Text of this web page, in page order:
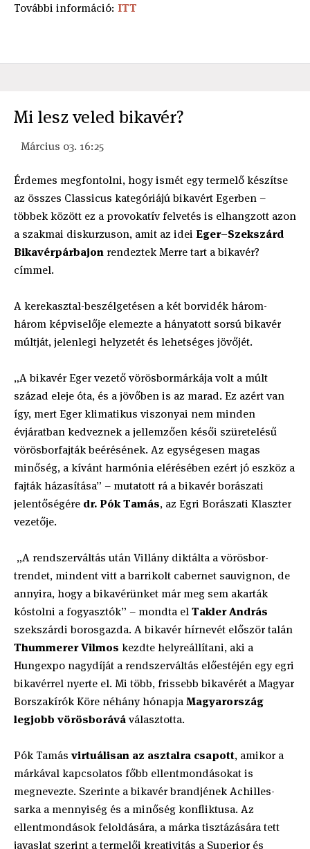
További információ: ITT
Mi lesz veled bikavér?
Március 03. 16:25
Érdemes megfontolni, hogy ismét egy termelő készítse
az összes Classicus kategóriájú bikavért Egerben –
többek között ez a provokatív felvetés is elhangzott azon
a szakmai diskurzuson, amit az idei Eger–Szekszárd
Bikavérpárbajon rendeztek Merre tart a bikavér?
címmel.
A kerekasztal-beszélgetésen a két borvidék három-
három képviselője elemezte a hányatott sorsú bikavér
múltját, jelenlegi helyzetét és lehetséges jövőjét.
„A bikavér Eger vezető vörösbormárkája volt a múlt
század eleje óta, és a jövőben is az marad. Ez azért van
így, mert Eger klimatikus viszonyai nem minden
évjáratban kedveznek a jellemzően késői szüretelésű
vörösborfajták beérésének. Az egységesen magas
minőség, a kívánt harmónia elérésében ezért jó eszköz a
fajták házasítása” – mutatott rá a bikavér borászati
jelentőségére dr. Pók Tamás, az Egri Borászati Klaszter
vezetője.
„A rendszerváltás után Villány diktálta a vörösbor-
trendet, mindent vitt a barrikolt cabernet sauvignon, de
annyira, hogy a bikavérünket már meg sem akarták
kóstolni a fogyasztók” – mondta elTakler András
szekszárdi borosgazda. A bikavér hírnevét először talán
Thummerer Vilmos kezdte helyreállítani, aki a
Hungexpo nagydíját a rendszerváltás előestéjén egy egri
bikavérrel nyerte el. Mi több, frissebb bikavérét a Magyar
Borszakírók Köre néhány hónapjaMagyarország
legjobb vörösboráváválasztotta.
Pók Tamás virtuálisan az asztalra csapott, amikor a
márkával kapcsolatos főbb ellentmondásokat is
megnevezte. Szerinte a bikavér brandjének Achilles-
sarka a mennyiség és a minőség konfliktusa. Az
ellentmondások feloldására, a márka tisztázására tett
javaslat szerint a termelői kreativitás a Superior és